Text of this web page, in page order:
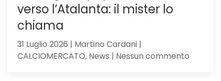
verso l’Atalanta: il mister lo
chiama
31 Luglio 2026 | Martino Cardani |
CALCIOMERCATO, News | Nessun commento